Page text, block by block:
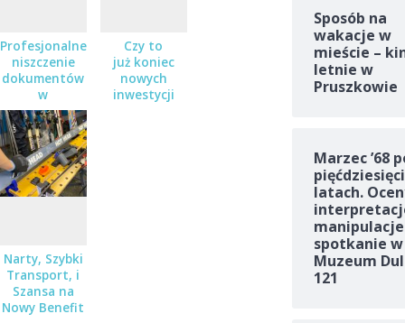
Profesjonalne
niszczenie
dokumentów
w
Pruszkowie,
Piastowie i
Warszawie
Czy to
już koniec
nowych
inwestycji
Narty, Szybki
Transport, i
Szansa na
Nowy Benefit
Sposób na
wakacje w
mieście –
letnie w
Pruszkowie
Marzec ’68
latach.
spotkanie w
Muzeum
121